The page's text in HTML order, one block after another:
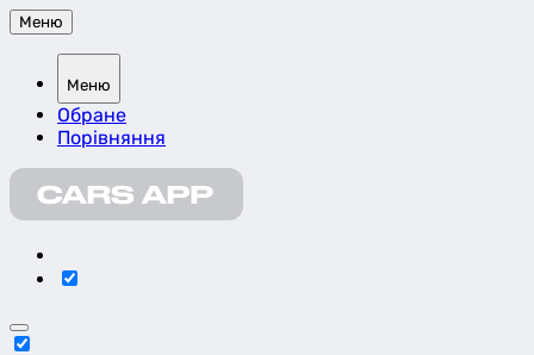
Меню
Меню
Обране
Порівняння